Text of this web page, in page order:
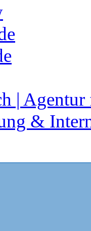
| Agentur
&